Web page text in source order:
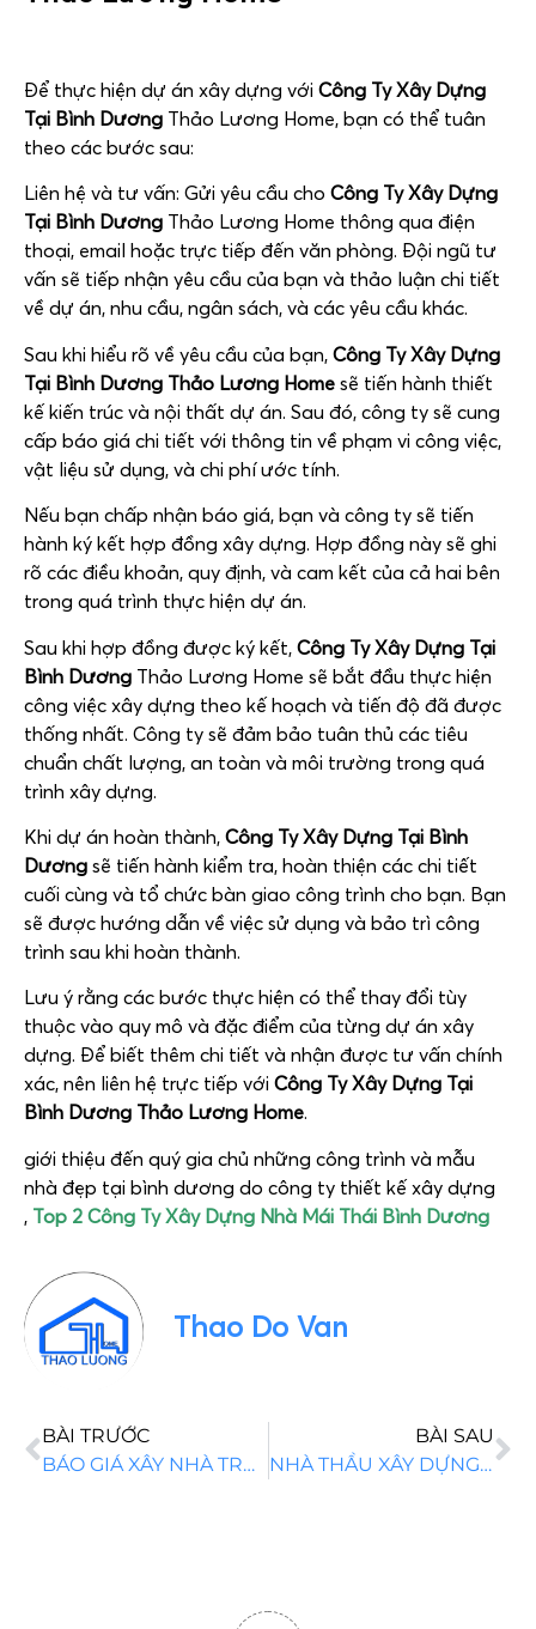
Để thực hiện dự án xây dựng với Công Ty Xây Dựng
Tại Bình Dương Thảo Lương Home, bạn có thể tuân
theo các bước sau:
Liên hệ và tư vấn: Gửi yêu cầu cho Công Ty Xây Dựng
Tại Bình Dương Thảo Lương Home thông qua điện
thoại, email hoặc trực tiếp đến văn phòng. Đội ngũ tư
vấn sẽ tiếp nhận yêu cầu của bạn và thảo luận chi tiết
về dự án, nhu cầu, ngân sách, và các yêu cầu khác.
Sau khi hiểu rõ về yêu cầu của bạn, Công Ty Xây Dựng
Tại Bình Dương Thảo Lương Home sẽ tiến hành thiết
kế kiến trúc và nội thất dự án. Sau đó, công ty sẽ cung
cấp báo giá chi tiết với thông tin về phạm vi công việc,
vật liệu sử dụng, và chi phí ước tính.
Nếu bạn chấp nhận báo giá, bạn và công ty sẽ tiến
hành ký kết hợp đồng xây dựng. Hợp đồng này sẽ ghi
rõ các điều khoản, quy định, và cam kết của cả hai bên
trong quá trình thực hiện dự án.
Sau khi hợp đồng được ký kết, Công Ty Xây Dựng Tại
Bình Dương Thảo Lương Home sẽ bắt đầu thực hiện
công việc xây dựng theo kế hoạch và tiến độ đã được
thống nhất. Công ty sẽ đảm bảo tuân thủ các tiêu
chuẩn chất lượng, an toàn và môi trường trong quá
trình xây dựng.
Khi dự án hoàn thành, Công Ty Xây Dựng Tại Bình
Dương sẽ tiến hành kiểm tra, hoàn thiện các chi tiết
cuối cùng và tổ chức bàn giao công trình cho bạn. Bạn
sẽ được hướng dẫn về việc sử dụng và bảo trì công
trình sau khi hoàn thành.
Lưu ý rằng các bước thực hiện có thể thay đổi tùy
thuộc vào quy mô và đặc điểm của từng dự án xây
dựng. Để biết thêm chi tiết và nhận được tư vấn chính
xác, nên liên hệ trực tiếp với Công Ty Xây Dựng Tại
Bình Dương Thảo Lương Home.
giới thiệu đến quý gia chủ những công trình và mẫu
nhà đẹp tại bình dương do công ty thiết kế xây dựng
, Top 2 Công Ty Xây Dựng Nhà Mái Thái Bình Dương
Thao Do Van
BÀI TRƯỚC
BÁO GIÁ XÂY NHÀ TRỌN GÓI MỚI NHẤT GIÁ TỐT NHẤT
BÀI SAU
NHÀ THẦU XÂY DỰNG TẠI BẾN TRE CHẤT LƯỢNG GIÁ TỐT